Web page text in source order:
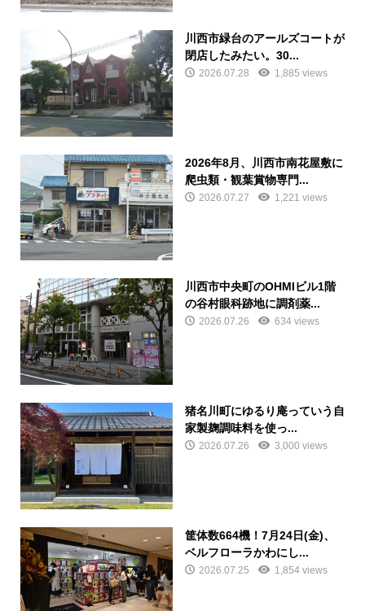
川西市緑台のアールズコートが
閉店したみたい。30...
2026.07.28 1,885 views
2026年8月、川西市南花屋敷に
爬虫類・観葉賞物専門...
2026.07.27 1,221 views
川西市中央町のOHMIビル1階
の谷村眼科跡地に調剤薬...
2026.07.26 634 views
猪名川町にゆるり庵っていう自
家製麹調味料を使っ...
2026.07.26 3,000 views
筐体数664機！7月24日(金)、
ベルフローラかわにし...
2026.07.25 1,854 views